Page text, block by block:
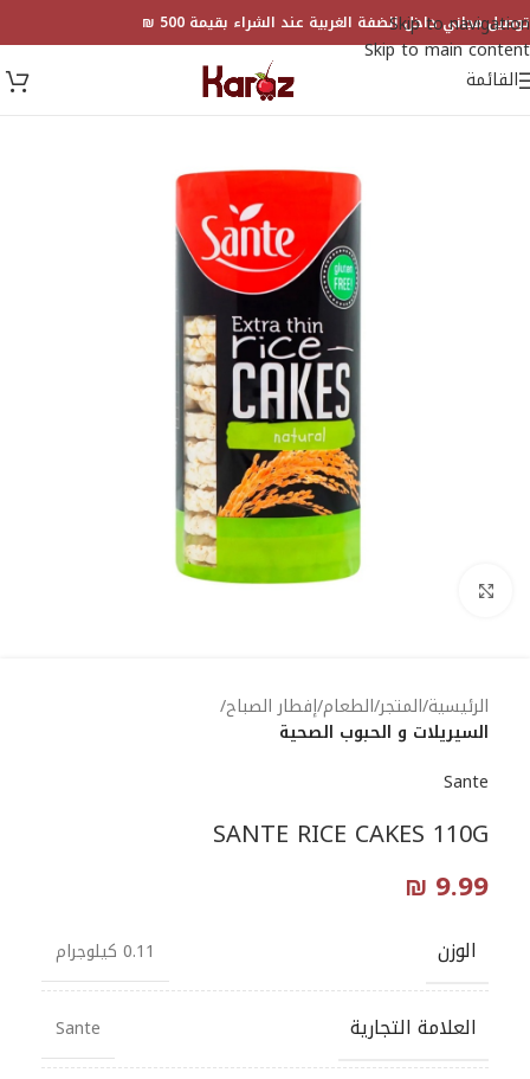
Skip to navigation
Skip to main content
توصيل مجاني داخل الضفة الغربية عند الشراء بقيمة 500 ₪
القائمة
الرئيسية المتجر الطعامإفطار الصباح
السيريلات و الحبوب الصحية
Sante
SANTE RICE CAKES 110G
₪ 9.99
الوزن 0.11 كيلوجرام
العلامة التجارية Sante